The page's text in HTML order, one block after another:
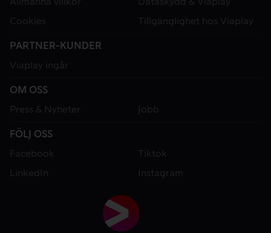
Cookies
Tillgänglighet hos Viaplay
PARTNER-KUNDER
Viaplay ingår
OM OSS
Press & Nyheter
Jobb
FÖLJ OSS
Facebook
Tiktok
LinkedIn
Instagram